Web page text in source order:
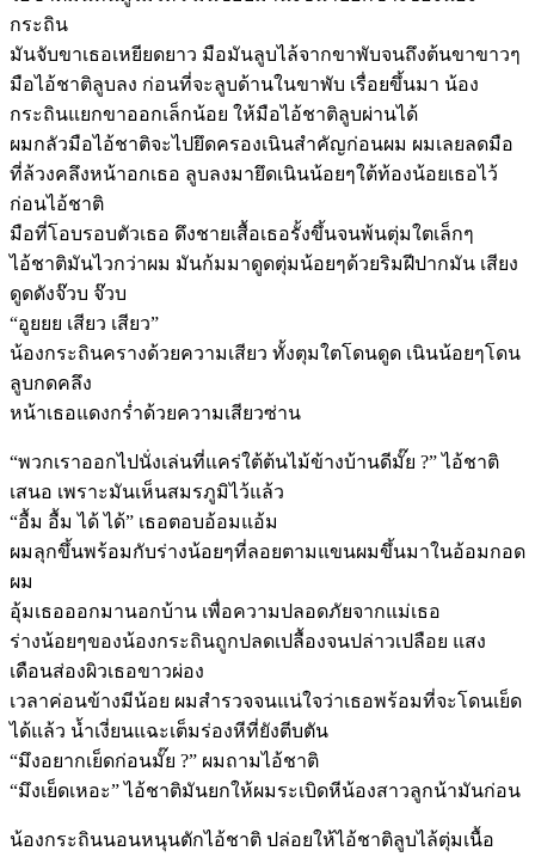
กระถิน
มันจับขาเธอเหยียดยาว มือมันลูบไล้จากขาพับจนถึงต้นขาขาวๆ
มือไอ้ชาติลูบลง ก่อนที่จะลูบด้านในขาพับ เรื่อยขึ้นมา น้อง
กระถินแยกขาออกเล็กน้อย ให้มือไอ้ชาติลูบผ่านได้
ผมกลัวมือไอ้ชาติจะไปยึดครองเนินสำคัญก่อนผม ผมเลยลดมือ
ที่ล้วงคลึงหน้าอกเธอ ลูบลงมายึดเนินน้อยๆใต้ท้องน้อยเธอไว้
ก่อนไอ้ชาติ
มือที่โอบรอบตัวเธอ ดึงชายเสื้อเธอรั้งขึ้นจนพ้นตุ่มใตเล็กๆ
ไอ้ชาติมันไวกว่าผม มันก้มมาดูดตุ่มน้อยๆด้วยริมฝีปากมัน เสียง
ดูดดังจ๊วบ จ๊วบ
“อูยยย เสียว เสียว”
น้องกระถินครางด้วยความเสียว ทั้งตุมใตโดนดูด เนินน้อยๆโดน
ลูบกดคลึง
หน้าเธอแดงกร่ำด้วยความเสียวซ่าน
“พวกเราออกไปนั่งเล่นที่แคร่ใต้ต้นไม้ข้างบ้านดีมั๊ย ?” ไอ้ชาติ
เสนอ เพราะมันเห็นสมรภูมิไว้แล้ว
“อื้ม อื้ม ได้ ได้” เธอตอบอ้อมแอ้ม
ผมลุกขึ้นพร้อมกับร่างน้อยๆที่ลอยตามแขนผมขึ้นมาในอ้อมกอด
ผม
อุ้มเธอออกมานอกบ้าน เพื่อความปลอดภัยจากแม่เธอ
ร่างน้อยๆของน้องกระถินถูกปลดเปลื้องจนปล่าวเปลือย แสง
เดือนส่องผิวเธอขาวผ่อง
เวลาค่อนข้างมีน้อย ผมสำรวจจนแน่ใจว่าเธอพร้อมที่จะโดนเย็ด
ได้แล้ว น้ำเงี่ยนแฉะเต็มร่องหีที่ยังตีบตัน
“มึงอยากเย็ดก่อนมั๊ย ?” ผมถามไอ้ชาติ
“มึงเย็ดเหอะ” ไอ้ชาติมันยกให้ผมระเบิดหีน้องสาวลูกน้ามันก่อน
น้องกระถินนอนหนุนตักไอ้ชาติ ปล่อยให้ไอ้ชาติลูบไล้ตุ่มเนื้อ